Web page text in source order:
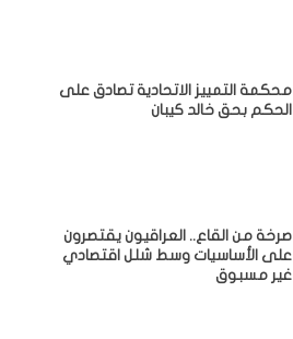
محكمة التمييز الاتحادية تصادق على
الحكم بحق خالد كيبان
صرخة من القاع.. العراقيون يقتصرون
على الأساسيات وسط شلل اقتصادي
غير مسبوق